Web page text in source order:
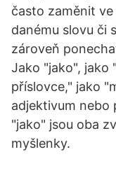
často zaměnit
danému slovu či
zároveň
Jako "jako", jako
příslovce," jako
adjektivum nebo
"jako" jsou oba
myšlenky.